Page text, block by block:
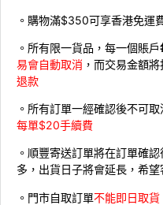
。購物滿$350可享香港免運
。所有限一貨品，每一個賬戶
易會自動取消 ，而交易金額
退款
。所有訂單一經確認後不可
每單$20手續費
。順豐寄送訂單將在訂單確認
多，出貨日子將會延長，希
。門市自取訂單不能即日取貨